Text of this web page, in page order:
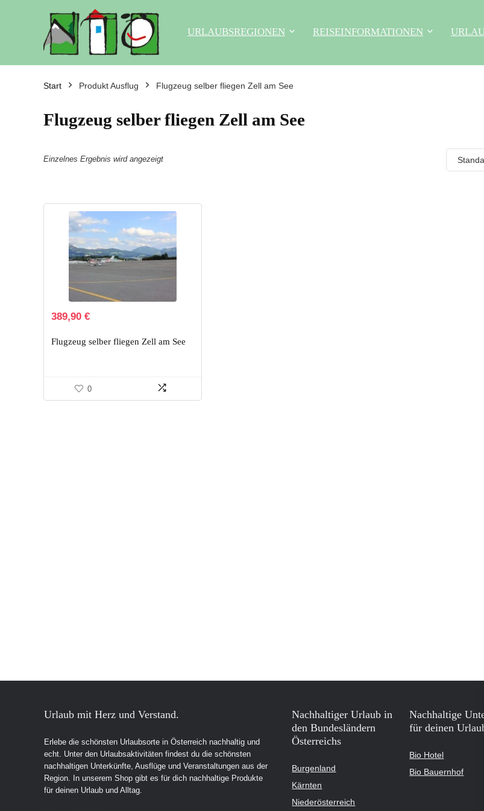
URLAUBSREGIONEN REISEINFORMATIONEN
Start Produkt Ausflug Flugzeug selber fliegen Zell am See
Flugzeug selber fliegen Zell am See
Einzelnes Ergebnis wird angezeigt
389,90€
Flugzeug selber fliegen Zell am See
0
Urlaub mit Herz und Verstand.
Erlebe die schönsten Urlaubsorte in Österreich nachhaltig und
echt. Unter den Urlaubsaktivitäten findest du die schönsten
nachhaltigen Unterkünfte, Ausflüge und Veranstaltungen aus der
Region. In unserem Shop gibt es für dich nachhaltige Produkte
für deinen Urlaub und Alltag.
Nachhaltiger Urlaub in
den Bundesländern
Österreichs
Burgenland
Kärnten
Niederösterreich
Nachhaltige
für deinen
Bio Hotel
Bio Bauernhof